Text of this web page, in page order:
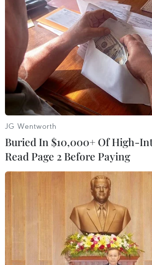
LEED Gold
05/06/2026 12:00
Khách sạn đầu tiên của Marriott
Nam được vinh danh bởi tiêu chuẩn
khắt khe nhất toàn cầu.
CHỦ ĐỀ NÓNG
JG Wentworth
Buried In $10,000+ Of High-
Read Page 2 Before Paying